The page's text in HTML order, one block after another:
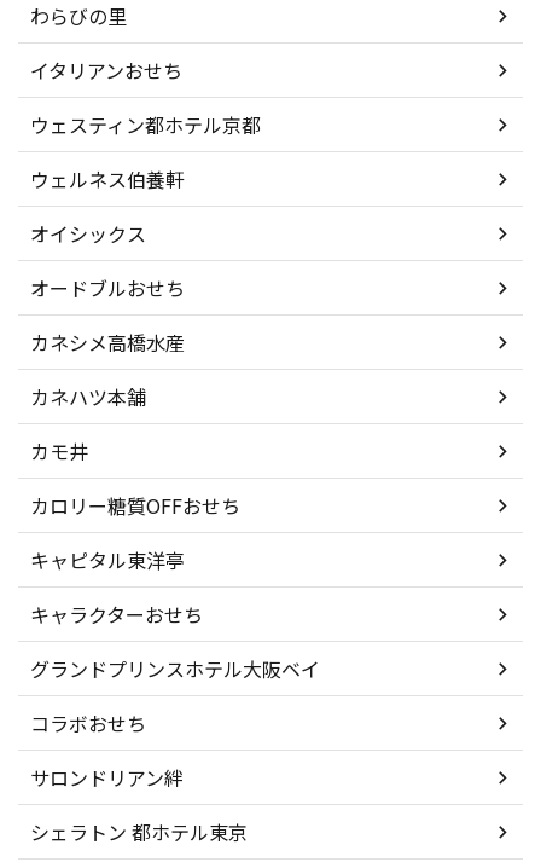
わらびの里
イタリアンおせち
ウェスティン都ホテル京都
ウェルネス伯養軒
オイシックス
オードブルおせち
カネシメ高橋水産
カネハツ本舗
カモ井
カロリー糖質OFFおせち
キャピタル東洋亭
キャラクターおせち
グランドプリンスホテル大阪ベイ
コラボおせち
サロンドリアン絆
シェラトン 都ホテル東京